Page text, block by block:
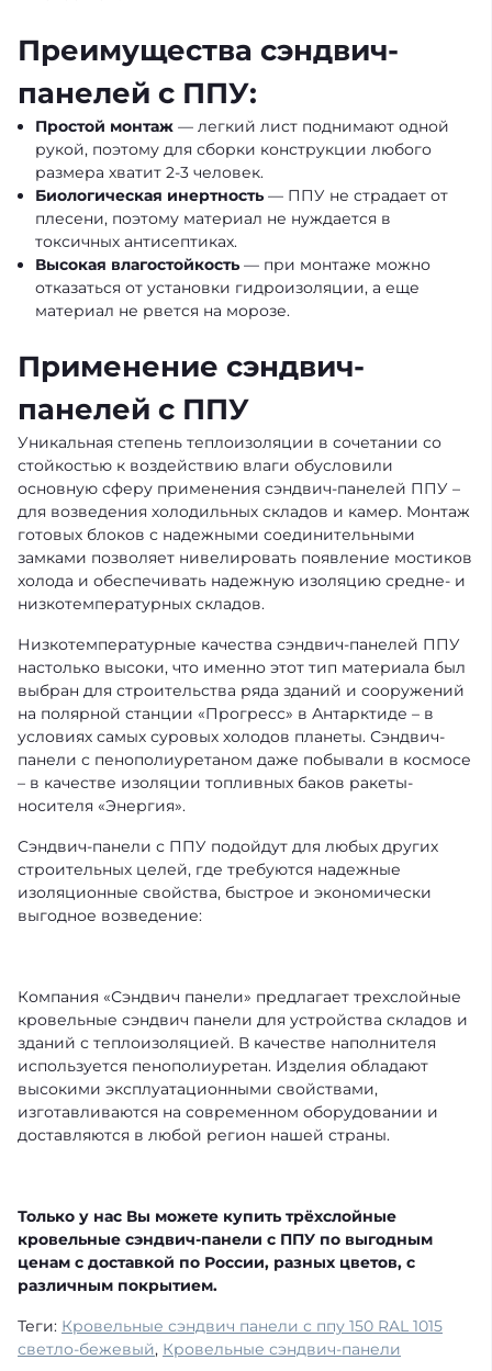
Преимущества сэндвич-
панелей с ППУ:
Простой монтаж — легкий лист поднимают одной
рукой, поэтому для сборки конструкции любого
размера хватит 2-3 человек.
Биологическая инертность— ППУ не страдает от
плесени, поэтому материал не нуждается в
токсичных антисептиках.
Высокая влагостойкость— при монтаже можно
отказаться от установки гидроизоляции, а еще
материал не рвется на морозе.
Применение сэндвич-
панелей с ППУ
Уникальная степень теплоизоляции в сочетании со
стойкостью к воздействию влаги обусловили
основную сферу применения сэндвич-панелей ППУ –
для возведения холодильных складов и камер. Монтаж
готовых блоков с надежными соединительными
замками позволяет нивелировать появление мостиков
холода и обеспечивать надежную изоляцию средне- и
низкотемпературных складов.
Низкотемпературные качества сэндвич-панелей ППУ
настолько высоки, что именно этот тип материала был
выбран для строительства ряда зданий и сооружений
на полярной станции «Прогресс» в Антарктиде – в
условиях самых суровых холодов планеты. Сэндвич-
панели с пенополиуретаном даже побывали в космосе
– в качестве изоляции топливных баков ракеты-
носителя «Энергия».
Cэндвич-панели с ППУ подойдут для любых других
строительных целей, где требуются надежные
изоляционные свойства, быстрое и экономически
выгодное возведение:
Компания «Сэндвич панели» предлагает трехслойные
кровельные сэндвич панели для устройства складов и
зданий с теплоизоляцией. В качестве наполнителя
используется пенополиуретан. Изделия обладают
высокими эксплуатационными свойствами,
изготавливаются на современном оборудовании и
доставляются в любой регион нашей страны.
Только у нас Вы можете купить трёхслойные
кровельные сэндвич-панели с ППУ по выгодным
ценам с доставкой по России, разных цветов, с
различным покрытием.
Теги: Кровельные сэндвич панели с ппу 150 RAL 1015
светло-бежевый, Кровельные сэндвич-панели